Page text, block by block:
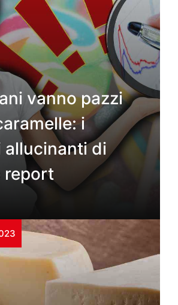
vanno pazzi
i
allucinanti di
report